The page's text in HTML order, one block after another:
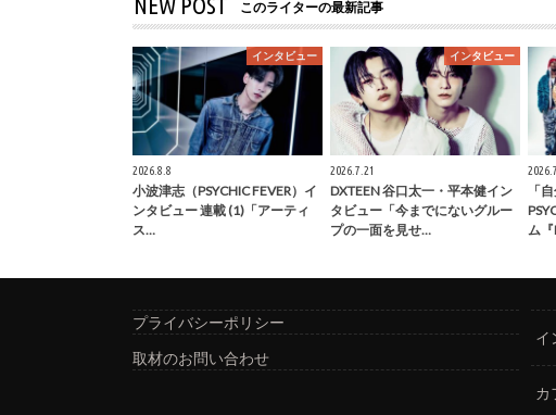
このライターの最新記事
インタビュー
2026.8.8
小波津志（PSYCHIC FEVER）イ
ンタビュー 連載 (1)「アーティ
ス…
インタビュー
2026.7.21
DXTEEN 谷口太一・平本健イン
タビュー「今までにないグルー
プの一面を見せ…
「
ム
プライバシーポリシー
取材のお問い合わせ
イ
カ